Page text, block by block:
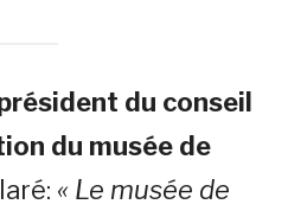
du conseil
du musée de
« Le musée de